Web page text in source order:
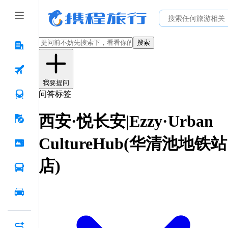
搜索
我要提问
问答标签
西安·悦长安|Ezzy·Urban
CultureHub(华清池地铁站
店)